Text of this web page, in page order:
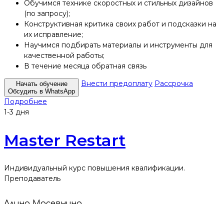
Обучимся технике скоростных и стильных дизайнов
(по запросу);
Конструктивная критика своих работ и подсказки на
их исправление;
Научимся подбирать материалы и инструменты для
качественной работы;
В течение месяца обратная связь
Начать обучение
Обсудить в WhatsApp
Внести предоплату Рассрочка
Подробнее
1-3 дня
Master Restart
Индивидуальный курс повышения квалификации.
Преподаватель